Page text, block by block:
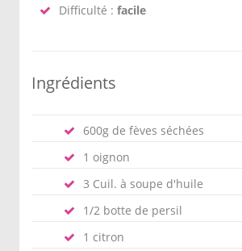
Difficulté : facile
Ingrédients
600g de fèves séchées
1 oignon
3 Cuil. à soupe d'huile
1/2 botte de persil
1 citron